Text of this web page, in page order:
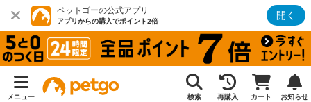
ペットゴーの公式アプリ
アプリからの購入でポイント2倍 開く
メニュー 検索 再購入 カート お知らせ